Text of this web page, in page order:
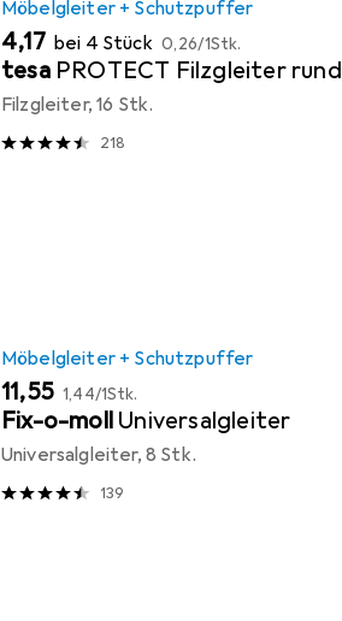
Möbelgleiter + Schutzpuffer
EUR
4,17 bei 4 Stück EUR
0,26/1Stk.
tesa PROTECT Filzgleiter rund
Filzgleiter, 16 Stk.
218
Möbelgleiter + Schutzpuffer
EUR
11,55 EUR
1,44/1Stk.
Fix-o-moll Universalgleiter
Universalgleiter, 8 Stk.
139